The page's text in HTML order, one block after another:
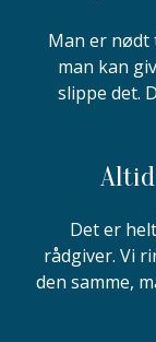
Man er nødt
man kan
slippe det.
Det er
rådgiver. Vi
den samme,